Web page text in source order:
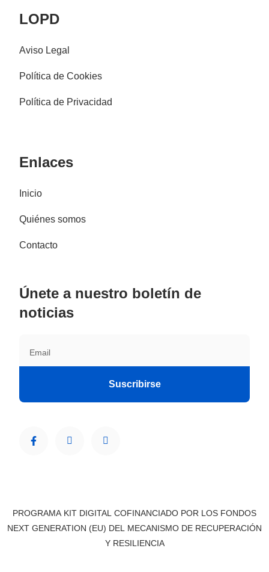
LOPD
Aviso Legal
Política de Cookies
Política de Privacidad
Enlaces
Inicio
Quiénes somos
Contacto
Únete a nuestro boletín de
noticias
Suscribirse
PROGRAMA KIT DIGITAL COFINANCIADO POR LOS FONDOS
NEXT GENERATION (EU) DEL MECANISMO DE RECUPERACIÓN
Y RESILIENCIA